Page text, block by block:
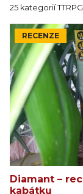
25 kategorií
RECENZE
Diamant –
kabátku